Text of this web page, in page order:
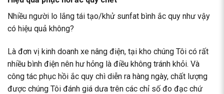
Nhiều người lo lắng tái tạo/khử sunfat bình ắc quy như vậy
có hiệu quả không?
Là đơn vị kinh doanh xe nâng điện, tại kho chúng Tôi có rất
nhiều bình điện nên hư hỏng là điều không tránh khỏi. Và
công tác phục hồi ắc quy chì diễn ra hàng ngày, chất lượng
được chúng Tôi đánh giá dưa trên các chỉ số đo đạc chứ